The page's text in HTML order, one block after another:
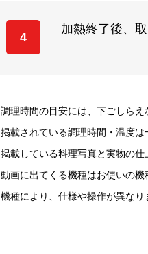
4
加熱終了後、
調理時間の目安には、下ごしらえ
掲載されている調理時間・温度は
掲載している料理写真と実物の仕
動画に出てくる機種はお使いの機
機種により、仕様や操作が異なり